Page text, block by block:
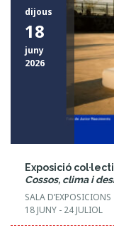
dijous
18
juny
2026
Exposició
Cossos, clima i
SALA D’EXPOSICIONS
18 JUNY - 24 JULIOL